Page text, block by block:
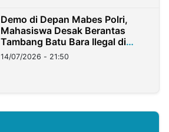
Demo di Depan Mabes Polri,
Mahasiswa Desak Berantas
Tambang Batu Bara Ilegal di
Lampung
14/07/2026 - 21:50